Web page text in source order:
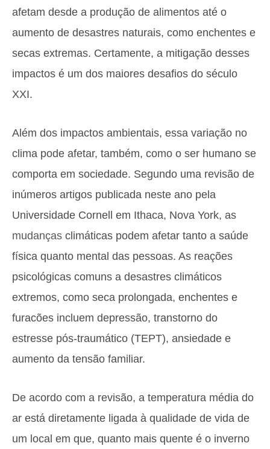
afetam desde a produção de alimentos até o
aumento de desastres naturais, como enchentes e
secas extremas. Certamente, a mitigação desses
impactos é um dos maiores desafios do século
XXI.
Além dos impactos ambientais, essa variação no
clima pode afetar, também, como o ser humano se
comporta em sociedade. Segundo uma revisão de
inúmeros artigos publicada neste ano pela
Universidade Cornell em Ithaca, Nova York, as
mudanças climáticas podem afetar tanto a saúde
física quanto mental das pessoas. As reações
psicológicas comuns a desastres climáticos
extremos, como seca prolongada, enchentes e
furacões incluem depressão, transtorno do
estresse pós-traumático (TEPT), ansiedade e
aumento da tensão familiar.
De acordo com a revisão, a temperatura média do
ar está diretamente ligada à qualidade de vida de
um local em que, quanto mais quente é o inverno